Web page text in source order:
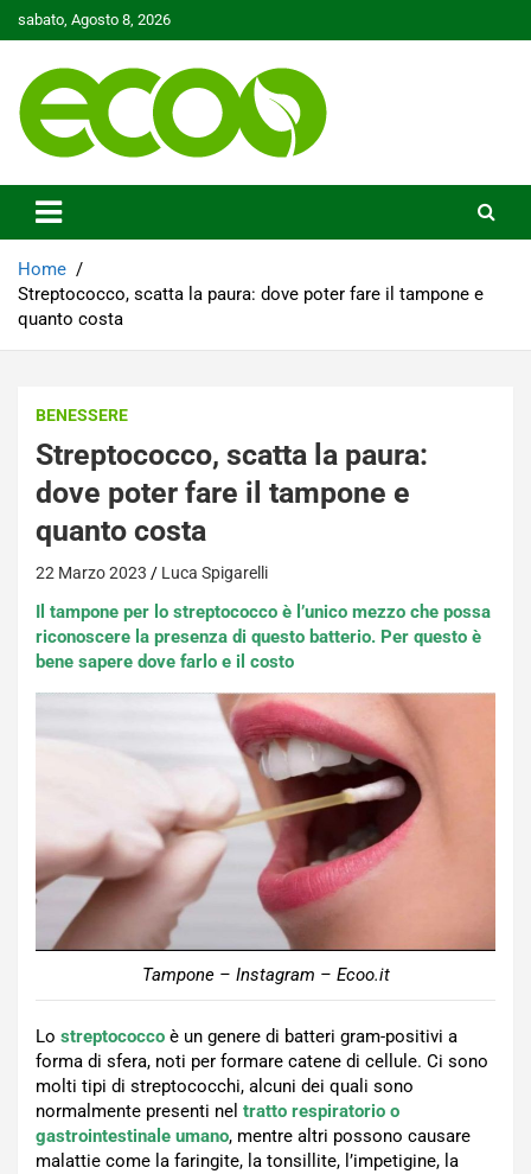
to
sabato, Agosto 8, 2026
Ecoo.it
Home
Streptococco, scatta la paura: dove poter fare il tampone e
quanto costa
BENESSERE
Streptococco, scatta la paura:
dove poter fare il tampone e
quanto costa
22 Marzo 2023 Luca Spigarelli
Il tampone per lo streptococco è l’unico mezzo che possa
riconoscere la presenza di questo batterio. Per questo è
bene sapere dove farlo e il costo
Tampone – Instagram – Ecoo.it
Lo streptococco è un genere di batteri gram-positivi a
forma di sfera, noti per formare catene di cellule. Ci sono
molti tipi di streptococchi, alcuni dei quali sono
normalmente presenti nel tratto respiratorio o
gastrointestinale umano, mentre altri possono causare
malattie come la faringite, la tonsillite, l’impetigine, la